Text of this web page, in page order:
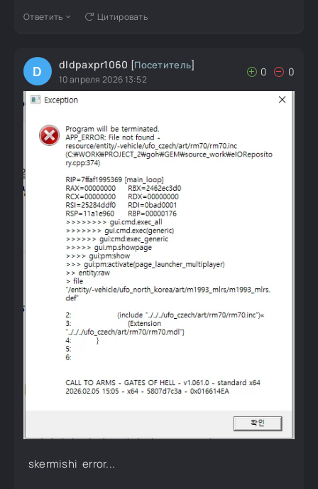
Ответить Цитировать
D dldpaxpr1060 [Посетитель]
10 апреля 2026 13:52
0 0
skermishi error...